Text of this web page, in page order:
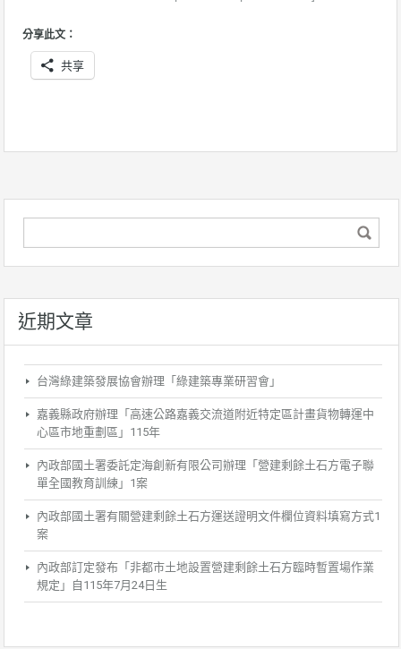
分享此文：
共享
近期文章
台灣綠建築發展協會辦理「綠建築專業研習會」
嘉義縣政府辦理「高速公路嘉義交流道附近特定區計畫貨物轉運中
心區市地重劃區」115年
內政部國土署委託定海創新有限公司辦理「營建剩餘土石方電子聯
單全國教育訓練」1案
內政部國土署有關營建剩餘土石方運送證明文件欄位資料填寫方式1
案
內政部訂定發布「非都市土地設置營建剩餘土石方臨時暫置場作業
規定」自115年7月24日生